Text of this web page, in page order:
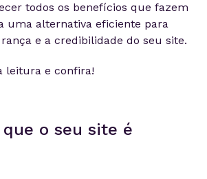
todos os benefícios que fazem
uma alternativa eficiente para
e a credibilidade do seu site.
leitura e confira!
o seu site é